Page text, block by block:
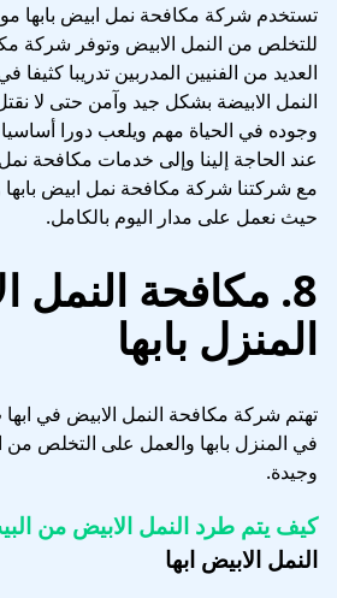
تستخدم شركة مكافحة نمل ابيض بابها
للتخلص من النمل الابيض وتوفر شركة
العديد من الفنيين المدربين تدريبا
النمل الابيضة بشكل جيد وآمن حتى لا
وجوده في الحياة مهم ويلعب دورا أساسيا
عند الحاجة إلينا وإلى خدمات مكافحة
مع شركتنا شركة مكافحة نمل ابيض
حيث نعمل على مدار اليوم بالكامل.
8. مكافحة النمل
المنزل بابها
تهتم شركة مكافحة النمل الابيض في
في المنزل بابها والعمل على التخلص من
وجيدة.
كيف يتم طرد النمل الابيض من
النمل الابيض ابها